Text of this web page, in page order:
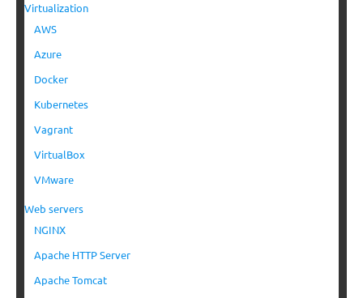
Virtualization
AWS
Azure
Docker
Kubernetes
Vagrant
VirtualBox
VMware
Web servers
NGINX
Apache HTTP Server
Apache Tomcat